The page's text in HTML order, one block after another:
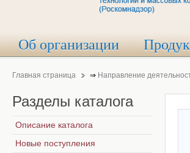
Об организации
Главная страница ⇒ Направление
Разделы каталога
Описание каталога
Новые поступления